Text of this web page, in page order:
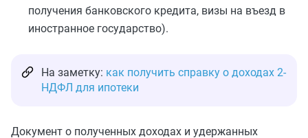
получения банковского кредита, визы на въезд в
иностранное государство).
На заметку: как получить справку о доходах 2-
НДФЛ для ипотеки
Документ о полученных доходах и удержанных